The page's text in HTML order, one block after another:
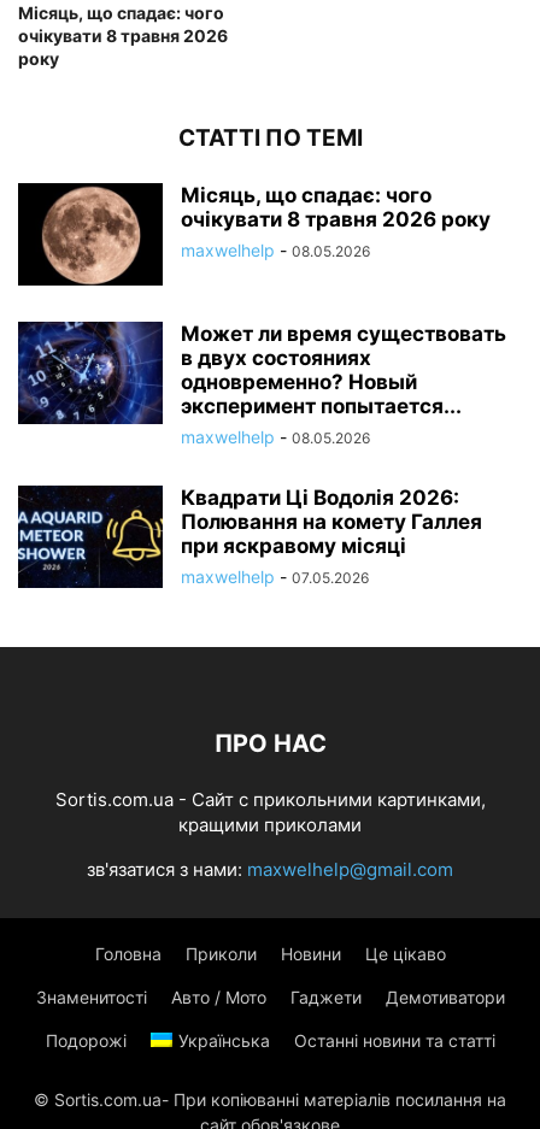
Місяць, що спадає: чого
очікувати 8 травня 2026
року
СТАТТІ ПО ТЕМІ
Місяць, що спадає: чого
очікувати 8 травня 2026 року
maxwelhelp - 08.05.2026
Может ли время существовать
в двух состояниях
одновременно? Новый
эксперимент попытается...
maxwelhelp - 08.05.2026
Квадрати Ці Водолія 2026:
Полювання на комету Галлея
при яскравому місяці
maxwelhelp - 07.05.2026
ПРО НАС
Sortis.com.ua - Cайт с прикольними картинками,
кращими приколами
зв'язатися з нами: maxwelhelp@gmail.com
Головна Приколи Новини Це цікаво
Знаменитості Авто / Мото Гаджети Демотиватори
Подорожі Українська Останні новини та статті
© Sortis.com.ua- При копіюванні матеріалів посилання на
сайт обов'язкове